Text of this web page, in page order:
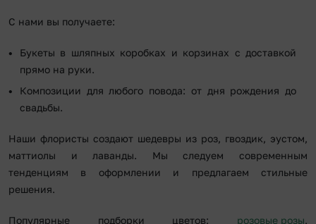
С нами вы получаете:
Букеты в шляпных коробках и корзинах с доставкой
прямо на руки.
Композиции для любого повода: от дня рождения до
свадьбы.
Наши флористы создают шедевры из роз, гвоздик, эустом,
маттиолы и лаванды. Мы следуем современным
тенденциям в оформлении и предлагаем стильные
решения.
Популярные подборки цветов: розовые розы,